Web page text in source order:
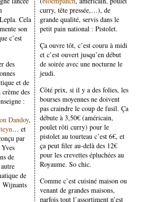
Cela
son
c’est
des
et de
des
:
Dandoy,
… et
par
de
de
Wijnants
curry, tête pressée,…), de
grande qualité, servis dans le
petit pain national : Pistolet.
Ça ouvre tôt, c’est couru à midi
et c’est ouvert jusqu’en début
de soirée avec une nocturne le
jeudi.
Côté prix, si il y a des folies, les
bourses moyennes ne doivent
pas craindre le coup de fusil. Ça
débute à 3,50€ (américain,
poulet rôti curry) pour le
pistolet au tourteau c’est 6€, et
ça peut filer au-delà des 12€
pour les crevettes épluchées au
Royaume. So chic.
Comme c’est cuisiné maison ou
venant de grandes maisons,
parfois tout l’assortiment n’est